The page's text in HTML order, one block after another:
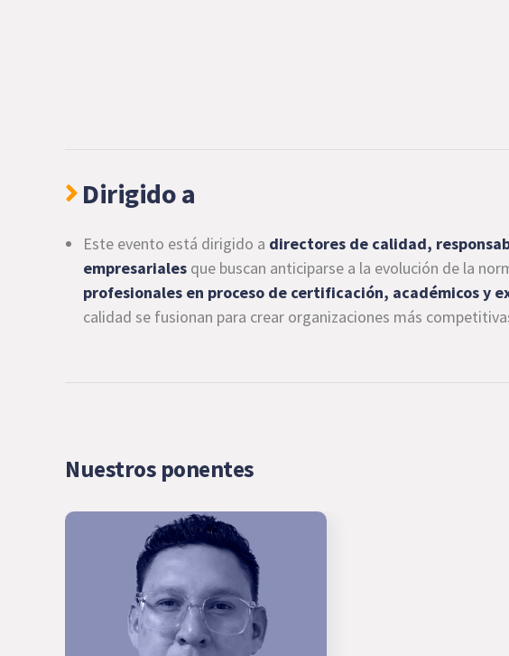
Dirigido a
Este evento está dirigido a directores de calidad,
empresariales que buscan anticiparse a la evolución de la
profesionales en proceso de certificación, académicos y
calidad se fusionan para crear organizaciones más
Nuestros ponentes